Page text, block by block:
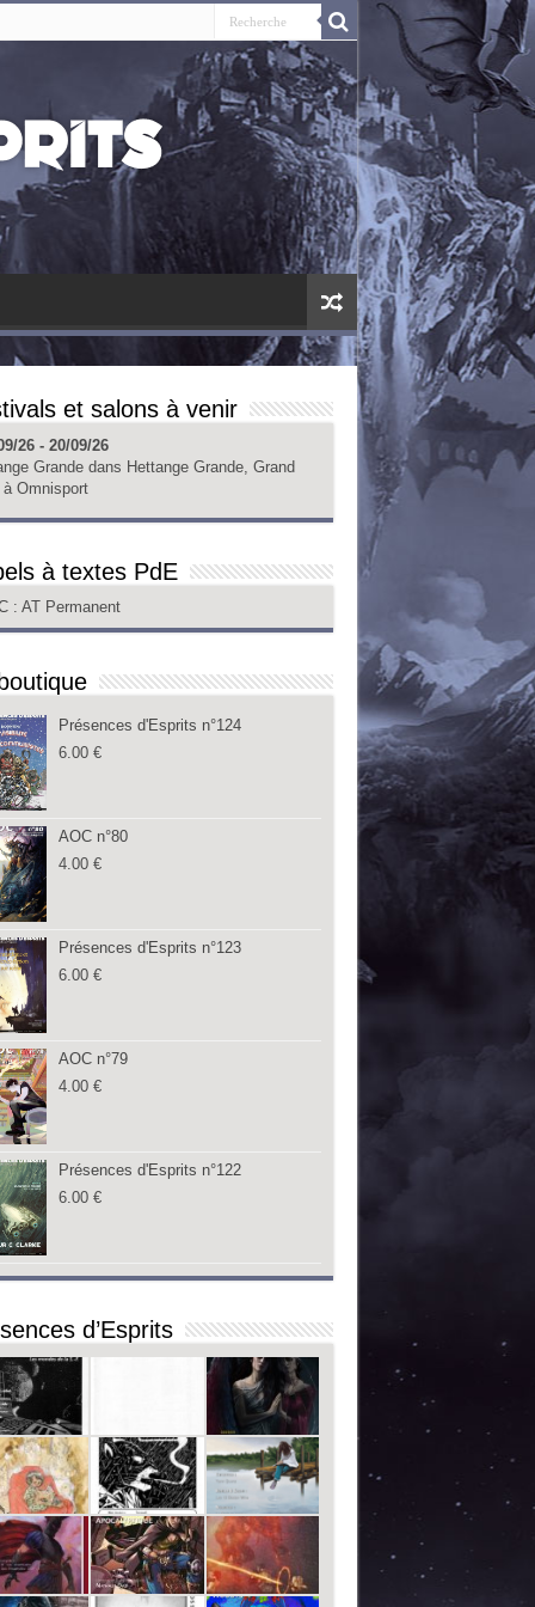
et salons à venir
26 - 20/09/26
Grande dans Hettange Grande, Grand
à Omnisport
à textes PdE
: AT Permanent
Présences d'Esprits n°124
6.00 €
AOC n°80
4.00 €
Présences d'Esprits n°123
6.00 €
AOC n°79
4.00 €
Présences d'Esprits n°122
6.00 €
d’Esprits